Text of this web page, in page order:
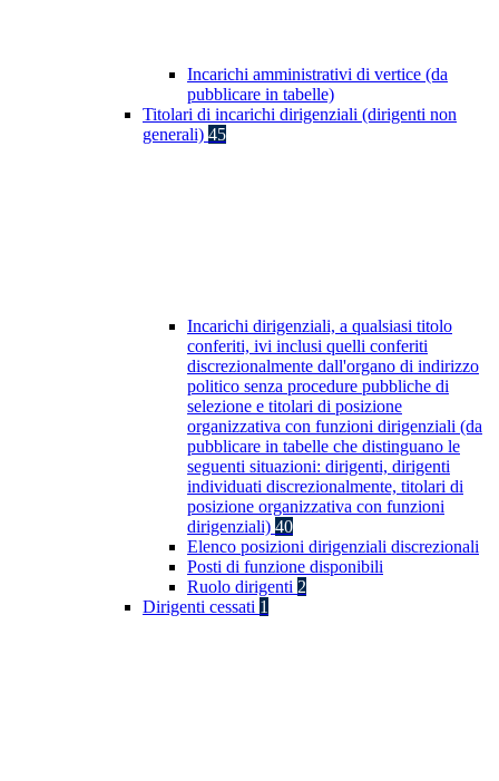
Incarichi amministrativi di vertice (da
pubblicare in tabelle)
Titolari di incarichi dirigenziali (dirigenti non
generali) 45
Incarichi dirigenziali, a qualsiasi titolo
conferiti, ivi inclusi quelli conferiti
discrezionalmente dall'organo di indirizzo
politico senza procedure pubbliche di
selezione e titolari di posizione
organizzativa con funzioni dirigenziali (da
pubblicare in tabelle che distinguano le
seguenti situazioni: dirigenti, dirigenti
individuati discrezionalmente, titolari di
posizione organizzativa con funzioni
dirigenziali) 40
Elenco posizioni dirigenziali discrezionali
Posti di funzione disponibili
Ruolo dirigenti 2
Dirigenti cessati 1